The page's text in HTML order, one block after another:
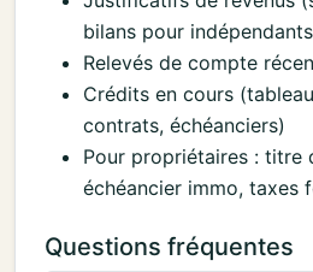
bilans pour
Relevés de compte
Crédits en cours
contrats, échéanciers)
Pour propriétaires : titre
échéancier immo, taxes
Questions fréquentes